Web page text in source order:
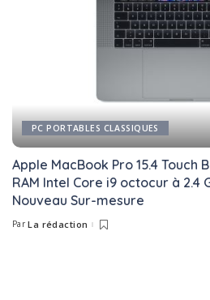
PC PORTABLES CLASSIQUES
Apple MacBook Pro 15.4 Touch
RAM Intel Core i9 octocur à 2.4
Nouveau Sur-mesure
Posted
Par La rédaction